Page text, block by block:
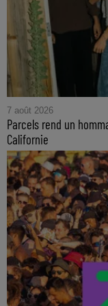
7 août 2026
Parcels rend un
Californie